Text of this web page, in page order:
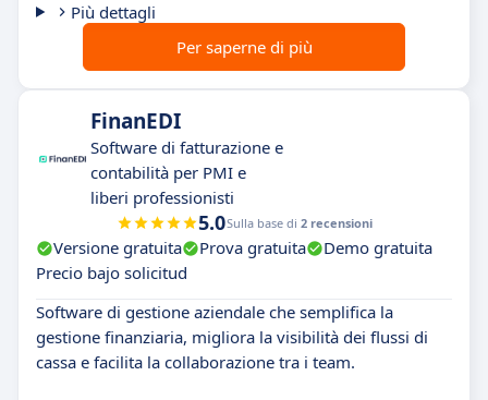
Più dettagli
Per saperne di più
FinanEDI
Software di fatturazione e
contabilità per PMI e
liberi professionisti
5.0Sulla base di 2 recensioni
Versione gratuita Prova gratuita
Demo gratuita
Precio bajo solicitud
Software di gestione aziendale che semplifica la
gestione finanziaria, migliora la visibilità dei flussi di
cassa e facilita la collaborazione tra i team.